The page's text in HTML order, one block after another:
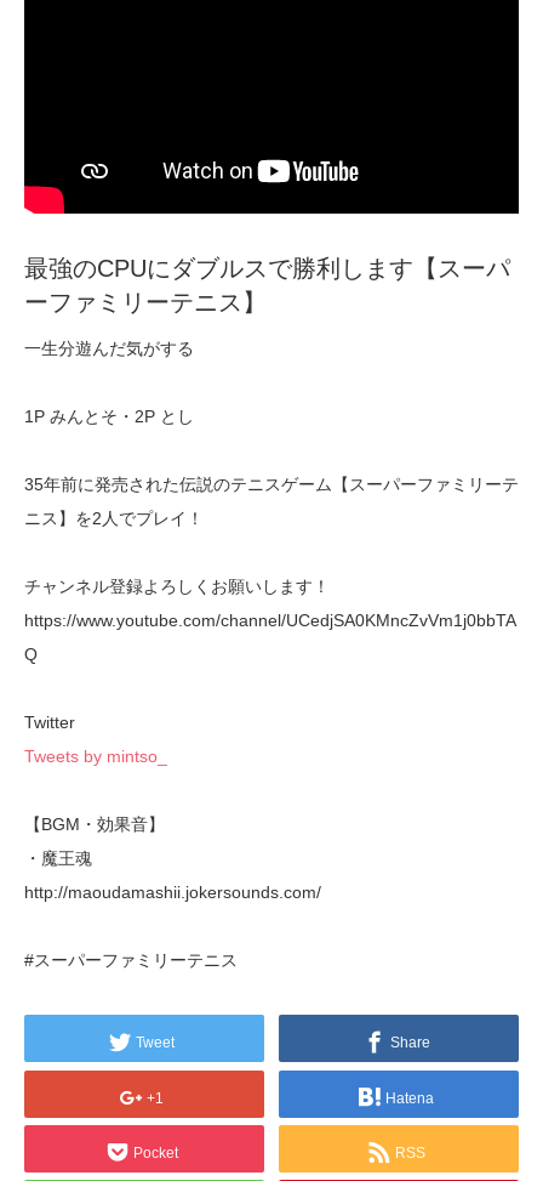
最強のCPUにダブルスで勝利します【スーパ
ーファミリーテニス】
一生分遊んだ気がする
1P みんとそ・2P とし
35年前に発売された伝説のテニスゲーム【スーパーファミリーテ
ニス】を2人でプレイ！
チャンネル登録よろしくお願いします！
https://www.youtube.com/channel/UCedjSA0KMncZvVm1j0bbTA
Q
Twitter
Tweets by mintso_
【BGM・効果音】
・魔王魂
http://maoudamashii.jokersounds.com/
#スーパーファミリーテニス
Tweet Share
+1 Hatena
Pocket RSS